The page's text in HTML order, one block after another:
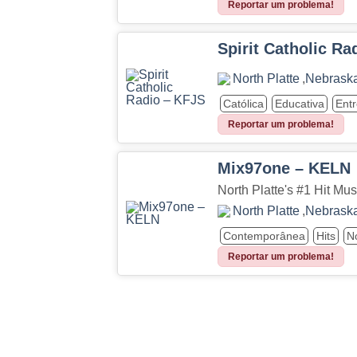
Reportar um problema!
Spirit Catholic
North Platte ,
Católica Educativa
Reportar um problema!
Mix97one – KELN
North Platte's #1 Hit
North Platte ,
Contemporânea Hits
Reportar um problema!